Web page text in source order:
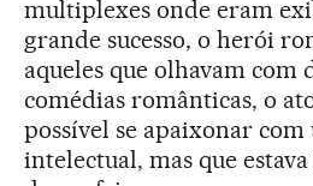
multiplexes onde eram
grande sucesso, o herói
aqueles que olhavam com
comédias românticas, o
possível se apaixonar
intelectual, mas que